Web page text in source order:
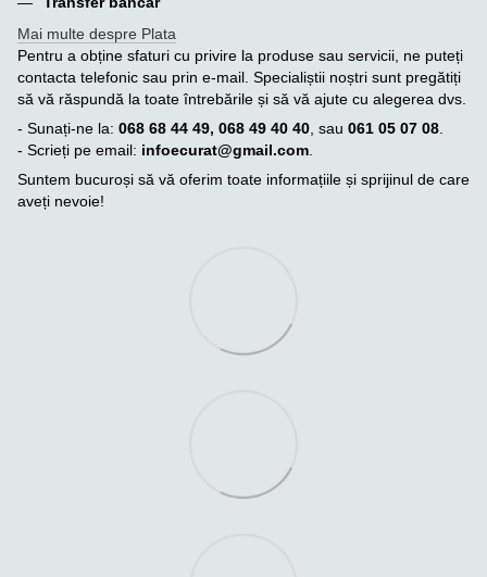
Mai multe despre Plata
Pentru a obține sfaturi cu privire la produse sau servicii, ne puteți
contacta telefonic sau prin e-mail. Specialiștii noștri sunt pregătiți
să vă răspundă la toate întrebările și să vă ajute cu alegerea dvs.
- Sunați-ne la: 068 68 44 49, 068 49 40 40 , sau 061 05 07 08
- Scrieți pe email: infoecurat@gmail.com
Suntem bucuroși să vă oferim toate informațiile și sprijinul de care
aveți nevoie!